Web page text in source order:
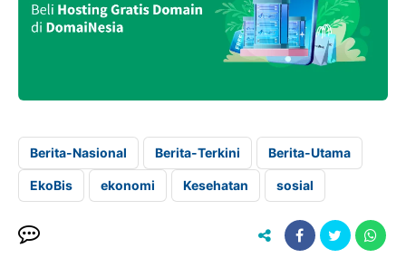
Berita-Nasional Berita-Terkini Berita-Utama
EkoBis ekonomi Kesehatan sosial